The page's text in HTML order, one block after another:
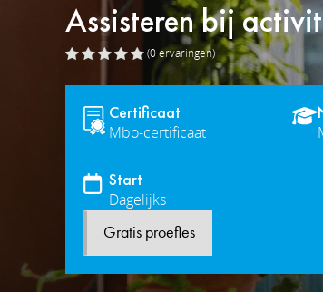
Assisteren bij
(0ervaringen)
Certificaat
Mbo-certificaat
Start
Dagelijks
Gratis proefles